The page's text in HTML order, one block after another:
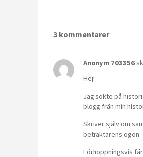
3 kommentarer
Anonym 703356
Hej!
Jag sökte på
blogg från min
Skriver själv om
betraktarens ögon.
Förhoppningsvis